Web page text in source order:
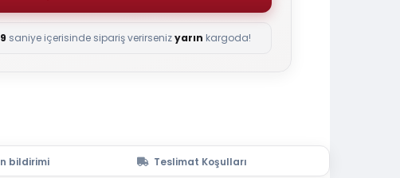
saniye içerisinde sipariş verirsenizyarın kargoda!
bildirimi Teslimat Koşulları